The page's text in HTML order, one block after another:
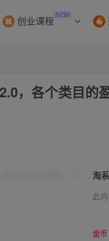
创业课程 NEW
，各个类目的
淘
此
金币